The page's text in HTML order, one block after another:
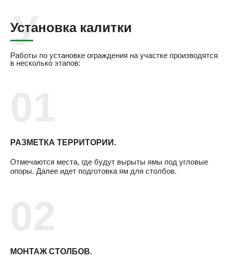
Установка калитки
Работы по установке ограждения на участке производятся
в несколько этапов:
РАЗМЕТКА ТЕРРИТОРИИ.
Отмечаются места, где будут вырыты ямы под угловые
опоры. Далее идет подготовка ям для столбов.
МОНТАЖ СТОЛБОВ.